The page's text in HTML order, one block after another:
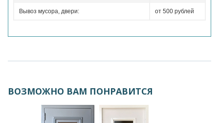
Вывоз мусора, двери: от 500 рублей
ВОЗМОЖНО ВАМ ПОНРАВИТСЯ